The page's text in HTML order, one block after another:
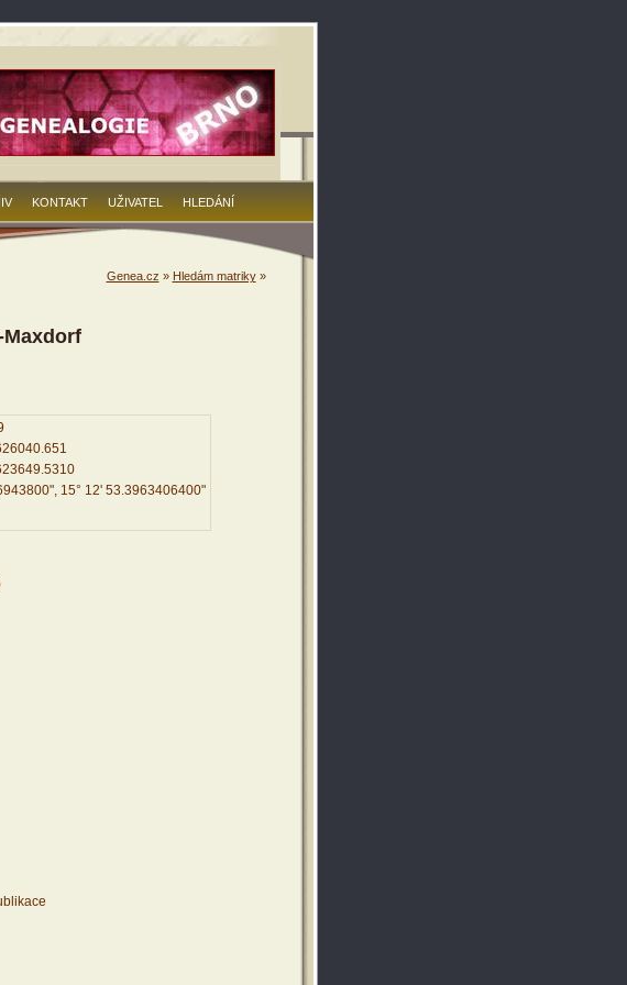
KONTAKT UŽIVATEL HLEDÁNÍ
Genea.cz » Hledám matriky»
15° 12' 53.3963406400"